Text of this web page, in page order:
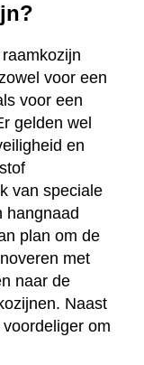
voor een
voor een
gelden wel
en
van speciale
hangnaad
plan om de
met
naar de
Naast
om